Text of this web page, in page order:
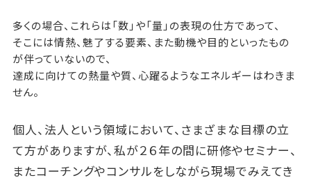
多くの場合、これらは「数」や「量」の表現の仕方であって、
そこには情熱、魅了する要素、また動機や目的といったもの
が伴っていないので、
達成に向けての熱量や質、心躍るようなエネルギーはわきま
せん。
個人、法人という領域において、さまざまな目標の立
て方がありますが、私が２６年の間に研修やセミナー、
またコーチングやコンサルをしながら現場でみえてき